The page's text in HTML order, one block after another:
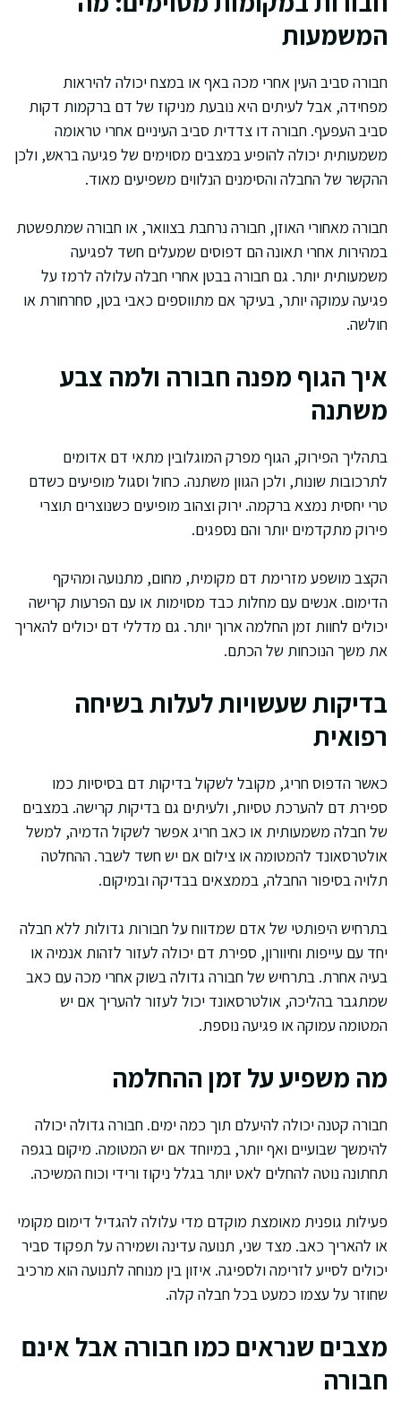
המשמעות
חבורה סביב העין אחרי מכה באף או במצח יכולה להיראות
מפחידה, אבל לעיתים היא נובעת מניקוז של דם ברקמות דקות
סביב העפעף. חבורה דו צדדית סביב העיניים אחרי טראומה
משמעותית יכולה להופיע במצבים מסוימים של פגיעה בראש, ולכן
ההקשר של החבלה והסימנים הנלווים משפיעים מאוד.
חבורה מאחורי האוזן, חבורה נרחבת בצוואר, או חבורה שמתפשטת
במהירות אחרי תאונה הם דפוסים שמעלים חשד לפגיעה
משמעותית יותר. גם חבורה בבטן אחרי חבלה עלולה לרמז על
פגיעה עמוקה יותר, בעיקר אם מתווספים כאבי בטן, סחרחורת או
חולשה.
איך הגוף מפנה חבורה ולמה צבע
משתנה
בתהליך הפירוק, הגוף מפרק המוגלובין מתאי דם אדומים
לתרכובות שונות, ולכן הגוון משתנה. כחול וסגול מופיעים כשדם
טרי יחסית נמצא ברקמה. ירוק וצהוב מופיעים כשנוצרים תוצרי
פירוק מתקדמים יותר והם נספגים.
הקצב מושפע מזרימת דם מקומית, מחום, מתנועה ומהיקף
הדימום. אנשים עם מחלות כבד מסוימות או עם הפרעות קרישה
יכולים לחוות זמן החלמה ארוך יותר. גם מדללי דם יכולים להאריך
את משך הנוכחות של הכתם.
בדיקות שעשויות לעלות בשיחה
רפואית
כאשר הדפוס חריג, מקובל לשקול בדיקות דם בסיסיות כמו
ספירת דם להערכת טסיות, ולעיתים גם בדיקות קרישה. במצבים
של חבלה משמעותית או כאב חריג אפשר לשקול הדמיה, למשל
אולטרסאונד להמטומה או צילום אם יש חשד לשבר. ההחלטה
תלויה בסיפור החבלה, בממצאים בבדיקה ובמיקום.
בתרחיש היפותטי של אדם שמדווח על חבורות גדולות ללא חבלה
יחד עם עייפות וחיוורון, ספירת דם יכולה לעזור לזהות אנמיה או
בעיה אחרת. בתרחיש של חבורה גדולה בשוק אחרי מכה עם כאב
שמתגבר בהליכה, אולטרסאונד יכול לעזור להעריך אם יש
המטומה עמוקה או פגיעה נוספת.
מה משפיע על זמן ההחלמה
חבורה קטנה יכולה להיעלם תוך כמה ימים. חבורה גדולה יכולה
להימשך שבועיים ואף יותר, במיוחד אם יש המטומה. מיקום בגפה
תחתונה נוטה להחלים לאט יותר בגלל ניקוז ורידי וכוח המשיכה.
פעילות גופנית מאומצת מוקדם מדי עלולה להגדיל דימום מקומי
או להאריך כאב. מצד שני, תנועה עדינה ושמירה על תפקוד סביר
יכולים לסייע לזרימה ולספיגה. איזון בין מנוחה לתנועה הוא מרכיב
שחוזר על עצמו כמעט בכל חבלה קלה.
מצבים שנראים כמו חבורה אבל אינם
חבורה